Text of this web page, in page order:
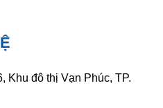
Khu đô thị Vạn Phúc, TP.